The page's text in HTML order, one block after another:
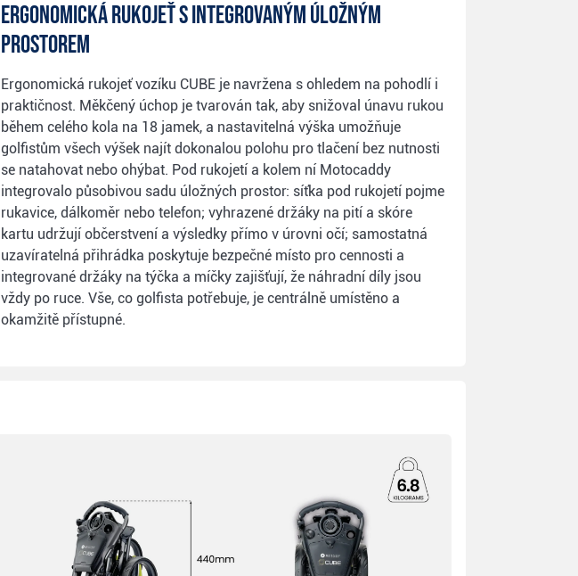
Ergonomická rukojeť s integrovaným úložným
prostorem
Ergonomická rukojeť vozíku CUBE je navržena s ohledem na pohodlí i
praktičnost. Měkčený úchop je tvarován tak, aby snižoval únavu rukou
během celého kola na 18 jamek, a nastavitelná výška umožňuje
golfistům všech výšek najít dokonalou polohu pro tlačení bez nutnosti
se natahovat nebo ohýbat. Pod rukojetí a kolem ní Motocaddy
integrovalo působivou sadu úložných prostor: síťka pod rukojetí pojme
rukavice, dálkoměr nebo telefon; vyhrazené držáky na pití a skóre
kartu udržují občerstvení a výsledky přímo v úrovni očí; samostatná
uzavíratelná přihrádka poskytuje bezpečné místo pro cennosti a
integrované držáky na týčka a míčky zajišťují, že náhradní díly jsou
vždy po ruce. Vše, co golfista potřebuje, je centrálně umístěno a
okamžitě přístupné.